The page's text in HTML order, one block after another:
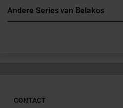
Andere Series van Belakos
CONTACT